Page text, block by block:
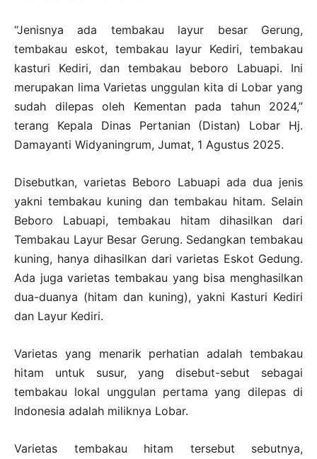
“Jenisnya ada tembakau layur besar Gerung,
tembakau eskot, tembakau layur Kediri, tembakau
kasturi Kediri, dan tembakau beboro Labuapi. Ini
merupakan lima Varietas unggulan kita di Lobar yang
sudah dilepas oleh Kementan pada tahun 2024,”
terang Kepala Dinas Pertanian (Distan) Lobar Hj.
Damayanti Widyaningrum, Jumat, 1 Agustus 2025.
Disebutkan, varietas Beboro Labuapi ada dua jenis
yakni tembakau kuning dan tembakau hitam. Selain
Beboro Labuapi, tembakau hitam dihasilkan dari
Tembakau Layur Besar Gerung. Sedangkan tembakau
kuning, hanya dihasilkan dari varietas Eskot Gedung.
Ada juga varietas tembakau yang bisa menghasilkan
dua-duanya (hitam dan kuning), yakni Kasturi Kediri
dan Layur Kediri.
Varietas yang menarik perhatian adalah tembakau
hitam untuk susur, yang disebut-sebut sebagai
tembakau lokal unggulan pertama yang dilepas di
Indonesia adalah miliknya Lobar.
Varietas tembakau hitam tersebut sebutnya,